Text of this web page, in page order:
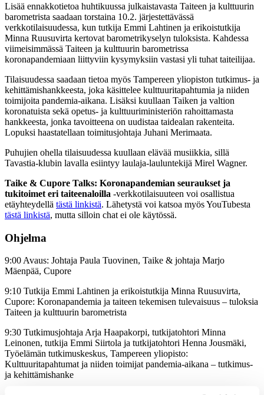
Lisää ennakkotietoa huhtikuussa julkaistavasta Taiteen ja kulttuurin
barometrista saadaan torstaina 10.2. järjestettävässä
verkkotilaisuudessa, kun tutkija Emmi Lahtinen ja erikoistutkija
Minna Ruusuvirta kertovat barometrikyselyn tuloksista. Kahdessa
viimeisimmässä Taiteen ja kulttuurin barometrissa
koronapandemiaan liittyviin kysymyksiin vastasi yli tuhat taiteilijaa.
Tilaisuudessa saadaan tietoa myös Tampereen yliopiston tutkimus- ja
kehittämishankkeesta, joka käsittelee kulttuuritapahtumia ja niiden
toimijoita pandemia-aikana. Lisäksi kuullaan Taiken ja valtion
koronatuista sekä opetus- ja kulttuuriministeriön rahoittamasta
hankkeesta, jonka tavoitteena on uudistaa taidealan rakenteita.
Lopuksi haastatellaan toimitusjohtaja Juhani Merimaata.
Puhujien ohella tilaisuudessa kuullaan elävää musiikkia, sillä
Tavastia-klubin lavalla esiintyy laulaja-lauluntekijä Mirel Wagner.
Taike & Cupore Talks: Koronapandemian seuraukset ja
tukitoimet eri taiteenaloilla -verkkotilaisuuteen voi osallistua
etäyhteydellä tästä linkistä. Lähetystä voi katsoa myös YouTubesta
tästä linkistä, mutta silloin chat ei ole käytössä.
Ohjelma
9:00 Avaus: Johtaja Paula Tuovinen, Taike & johtaja Marjo
Mäenpää, Cupore
9:10 Tutkija Emmi Lahtinen ja erikoistutkija Minna Ruusuvirta,
Cupore: Koronapandemia ja taiteen tekemisen tulevaisuus – tuloksia
Taiteen ja kulttuurin barometrista
9:30 Tutkimusjohtaja Arja Haapakorpi, tutkijatohtori Minna
Leinonen, tutkija Emmi Siirtola ja tutkijatohtori Henna Jousmäki,
Työelämän tutkimuskeskus, Tampereen yliopisto:
Kulttuuritapahtumat ja niiden toimijat pandemia-aikana – tutkimus-
ja kehittämishanke